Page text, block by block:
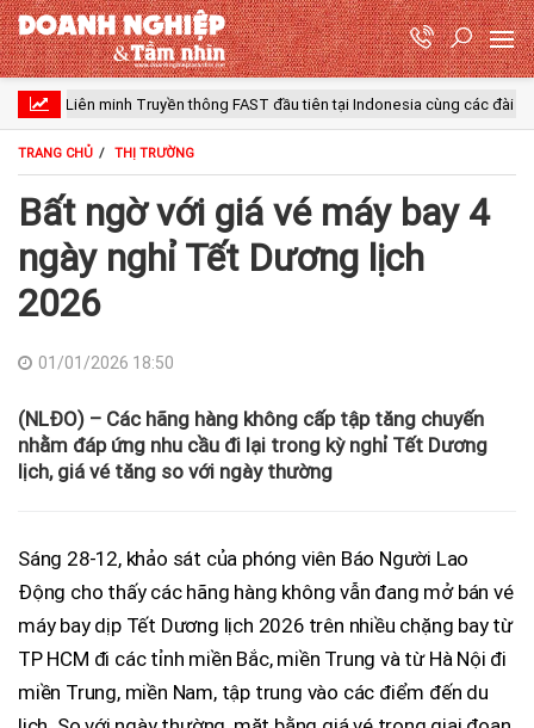
minh Truyền thông FAST đầu tiên tại Indonesia cùng các đài truyền hình
TRANG CHỦ THỊ TRƯỜNG
Bất ngờ với giá vé máy bay 4
ngày nghỉ Tết Dương lịch
2026
01/01/2026 18:50
(NLĐO) – Các hãng hàng không cấp tập tăng chuyến
nhằm đáp ứng nhu cầu đi lại trong kỳ nghỉ Tết Dương
lịch, giá vé tăng so với ngày thường
Sáng 28-12, khảo sát của phóng viên Báo Người Lao
Động cho thấy các hãng hàng không vẫn đang mở bán vé
máy bay dịp Tết Dương lịch 2026 trên nhiều chặng bay từ
TP HCM đi các tỉnh miền Bắc, miền Trung và từ Hà Nội đi
miền Trung, miền Nam, tập trung vào các điểm đến du